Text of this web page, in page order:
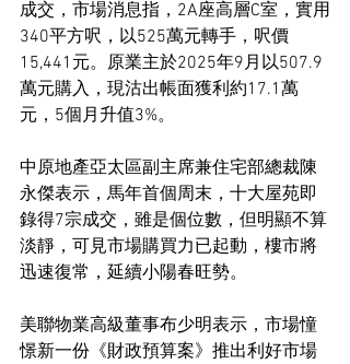
成交，市場消息指，2A座高層C室，實用
340平方呎，以525萬元轉手，呎價
15,441元。原業主於2025年9月以507.9
萬元購入，現沽出帳面獲利約17.1萬
元，5個月升值3%。
中原地產亞太區副主席兼住宅部總裁陳
永傑表示，馬年首個周末，十大屋苑即
錄得7宗成交，雖是個位數，但明顯不算
淡靜，可見市場購買力已起動，樓市將
迅速復常，延續小陽春旺勢。
美聯物業高級董事布少明表示，市場憧
憬新一份《財政預算案》推出利好市場